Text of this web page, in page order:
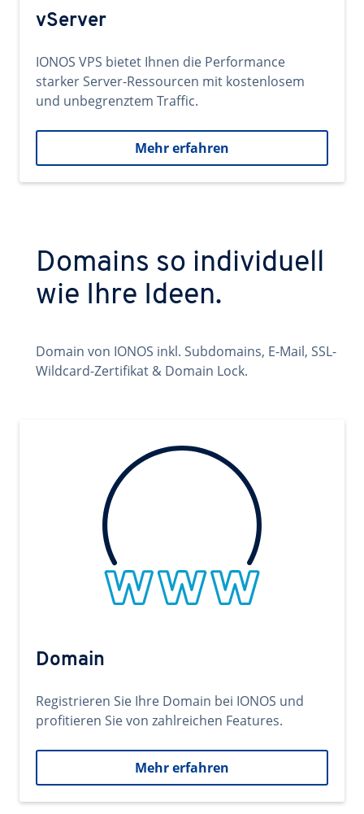
vServer
IONOS VPS bietet Ihnen die Performance
starker Server-Ressourcen mit kostenlosem
und unbegrenztem Traffic.
Mehr erfahren
Domains so individuell
wie Ihre Ideen.
Domain von IONOS inkl. Subdomains, E-Mail, SSL-
Wildcard-Zertifikat & Domain Lock.
Domain
Registrieren Sie Ihre Domain bei IONOS und
profitieren Sie von zahlreichen Features.
Mehr erfahren